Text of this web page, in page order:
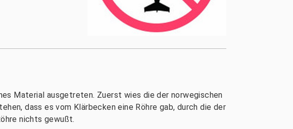
Material ausgetreten. Zuerst wies die der norwegischen
dass es vom Klärbecken eine Röhre gab, durch die der
nichts gewußt.